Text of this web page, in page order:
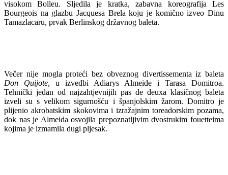
visokom Bolleu. Sljedila je kratka, zabavna koreografija Les
Bourgeois na glazbu Jacquesa Brela koju je komično izveo Dinu
Tamazlacaru, prvak Berlinskog državnog baleta.
Večer nije mogla proteći bez obveznog divertissementa iz baleta
Don Quijote, u izvedbi Adiarys Almeide i Tarasa Domitroa.
Tehnički jedan od najzahtjevnijih pas de deuxa klasičnog baleta
izveli su s velikom sigurnošću i španjolskim žarom. Domitro je
plijenio akrobatskim skokovima i izražajnim toreadorskim pozama,
dok nas je Almeida osvojila prepoznatljivim dvostrukim fouetteima
kojima je izmamila dugi pljesak.